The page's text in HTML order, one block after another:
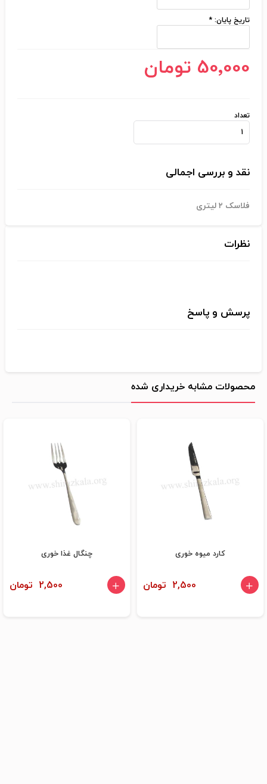
تاریخ پایان: *
50٬000 تومان
تعداد
نقد و بررسی اجمالی
فلاسک ۲ لیتری
نظرات
پرسش و پاسخ
محصولات مشابه خریداری شده
کارد میوه خوری
2,500 تومان
چنگال غذا خوری
2,500 تومان